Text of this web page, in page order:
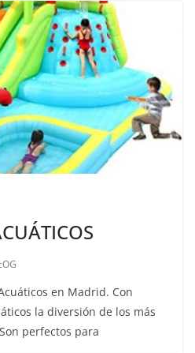
en Madrid. Con
la diversión de los más
perfectos para